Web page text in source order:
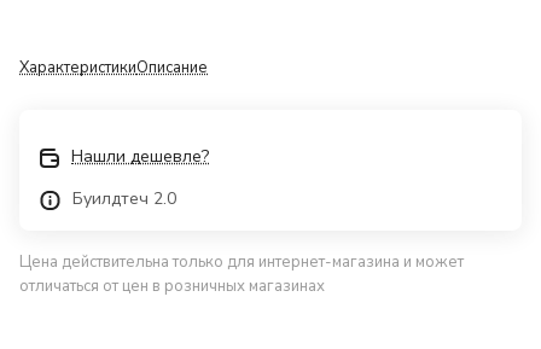
ХарактеристикиОписание
Нашли дешевле?
Буилдтеч 2.0
Цена действительна только для интернет-магазина и может
отличаться от цен в розничных магазинах